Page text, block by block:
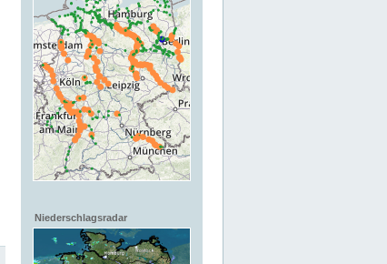
Niederschlagsradar